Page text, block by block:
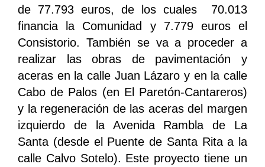
de 77.793 euros, de los cuales 70.013
financia la Comunidad y 7.779 euros el
Consistorio. También se va a proceder a
realizar las obras de pavimentación y
aceras en la calle Juan Lázaro y en la calle
Cabo de Palos (en El Paretón-Cantareros)
y la regeneración de las aceras del margen
izquierdo de la Avenida Rambla de La
Santa (desde el Puente de Santa Rita a la
calle Calvo Sotelo). Este proyecto tiene un